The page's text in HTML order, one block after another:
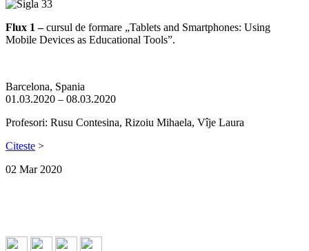
Flux 1 –cursul de formare „Tablets and Smartphones: Using
Mobile Devices as Educational Tools”.
Barcelona, Spania
01.03.2020 – 08.03.2020
Profesori: Rusu Contesina, Rizoiu Mihaela, Vîje Laura
Citeste >
02 Mar 2020